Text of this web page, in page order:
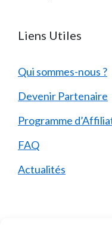
Liens Utiles
Qui sommes-nous ?
Devenir Partenaire
Programme
FAQ
Actualités